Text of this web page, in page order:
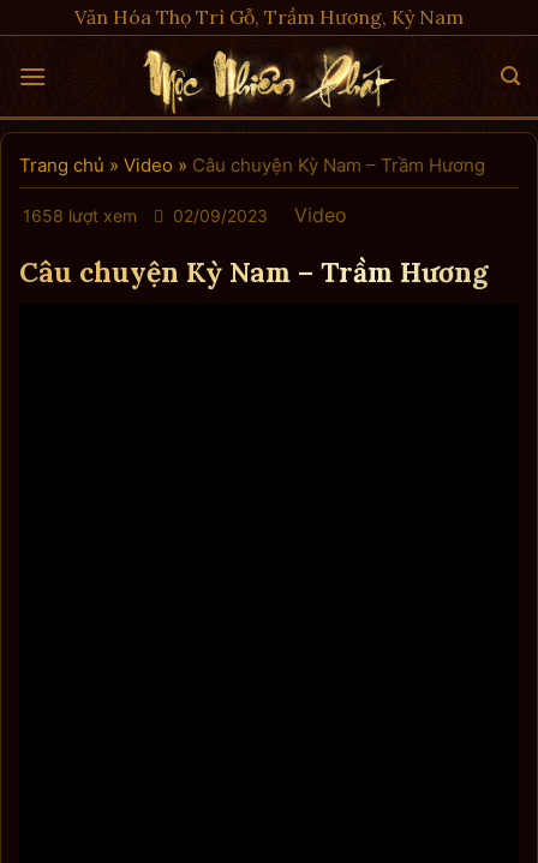
to
content
Văn Hóa Thọ Trì Gỗ, Trầm Hương, Kỳ Nam
Trang chủ » Video » Câu chuyện Kỳ Nam – Trầm Hương
1658 lượt xem 02/09/2023 Video
Câu chuyện Kỳ Nam – Trầm Hương